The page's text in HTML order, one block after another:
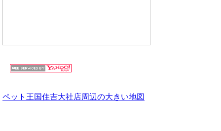
ペット王国住吉大社店周辺の大きい地図